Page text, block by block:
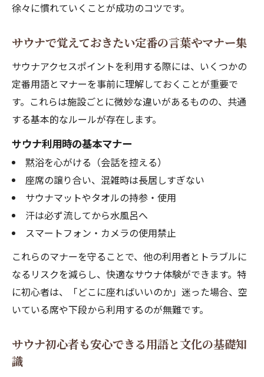
徐々に慣れていくことが成功のコツです。
サウナで覚えておきたい定番の言葉やマナー集
サウナアクセスポイントを利用する際には、いくつかの
定番用語とマナーを事前に理解しておくことが重要で
す。これらは施設ごとに微妙な違いがあるものの、共通
する基本的なルールが存在します。
サウナ利用時の基本マナー
黙浴を心がける（会話を控える）
座席の譲り合い、混雑時は長居しすぎない
サウナマットやタオルの持参・使用
汗は必ず流してから水風呂へ
スマートフォン・カメラの使用禁止
これらのマナーを守ることで、他の利用者とトラブルに
なるリスクを減らし、快適なサウナ体験ができます。特
に初心者は、「どこに座ればいいのか」迷った場合、空
いている席や下段から利用するのが無難です。
サウナ初心者も安心できる用語と文化の基礎知
識